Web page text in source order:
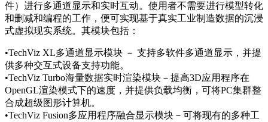
件）进行多通道显示和实时互动。使用者不需要进行模型转化
和删减和编程的工作，便可实现基于真实工业制造数据的沉浸
式虚拟现实系统。其模块包括：
•TechViz XL多通道显示模块 － 支持多软件多通道显示，并提
供多种交互式设备支持功能。
•TechViz Turbo海量数据实时渲染模块－提高3D应用程序在
OpenGL渲染模式下的速度，并提供负载均衡，可将PC集群整
合成超级图形计算机。
•TechViz Fusion多应用程序融合显示模块－可将现有的多种工